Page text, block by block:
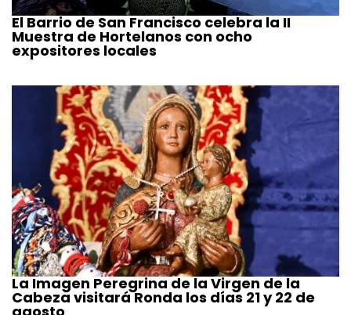
El Barrio de San Francisco celebra la II
Muestra de Hortelanos con ocho
expositores locales
La Imagen Peregrina de la Virgen de la
Cabeza visitará Ronda los días 21 y 22 de